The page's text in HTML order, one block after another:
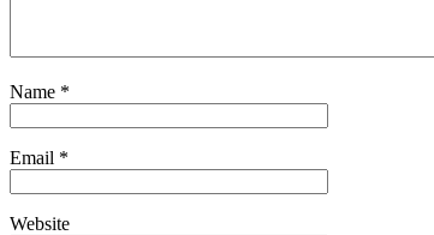
Name *
Email *
Website